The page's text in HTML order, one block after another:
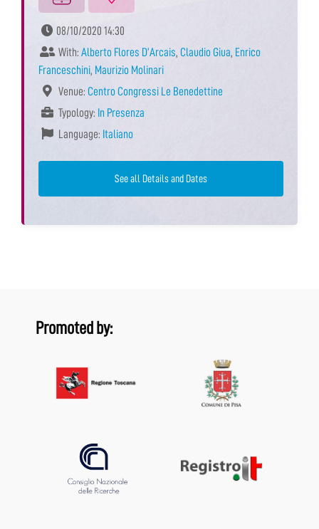
08/10/2020 14:30
With: Alberto Flores D’Arcais, Claudio Giua, Enrico
Franceschini, Maurizio Molinari
Venue: Centro Congressi Le Benedettine
Typology: In Presenza
Language: Italiano
See all Details and Dates
Promoted by: